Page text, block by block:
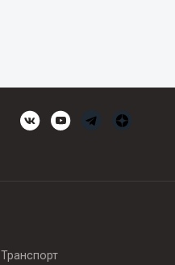
Транспорт